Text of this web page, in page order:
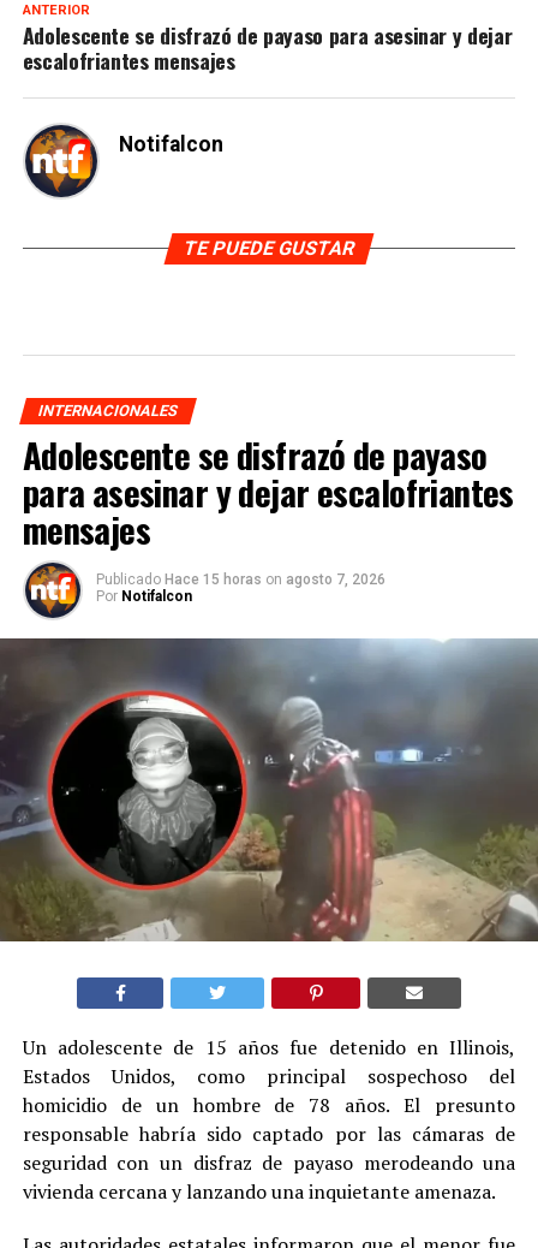
ANTERIOR
Adolescente se disfrazó de payaso para asesinar y dejar
escalofriantes mensajes
Notifalcon
TE PUEDE GUSTAR
INTERNACIONALES
Adolescente se disfrazó de payaso
para asesinar y dejar escalofriantes
mensajes
Publicado Hace 15 horas on agosto 7, 2026
Por Notifalcon
Un adolescente de 15 años fue detenido en Illinois,
Estados Unidos, como principal sospechoso del
homicidio de un hombre de 78 años. El presunto
responsable habría sido captado por las cámaras de
seguridad con un disfraz de payaso merodeando una
vivienda cercana y lanzando una inquietante amenaza.